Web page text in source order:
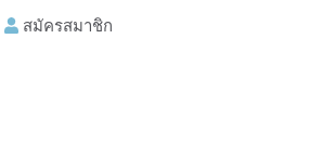
สมัครสมาชิก